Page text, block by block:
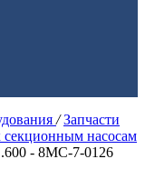
/ Запчасти
секционным насосам
- 8МС-7-0126